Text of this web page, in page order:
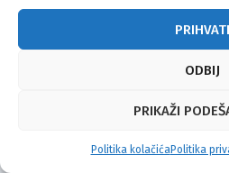
PRIHVATI
ODBIJ
PRIKAŽI
Politika kolačićaPolitika